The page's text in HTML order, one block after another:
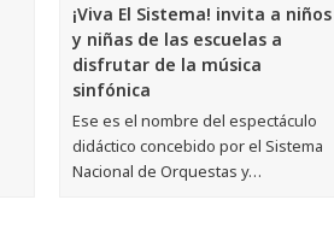
¡Viva El Sistema! invita a niños
y niñas de las escuelas a
disfrutar de la música
sinfónica
Ese es el nombre del espectáculo
didáctico concebido por el Sistema
Nacional de Orquestas y…